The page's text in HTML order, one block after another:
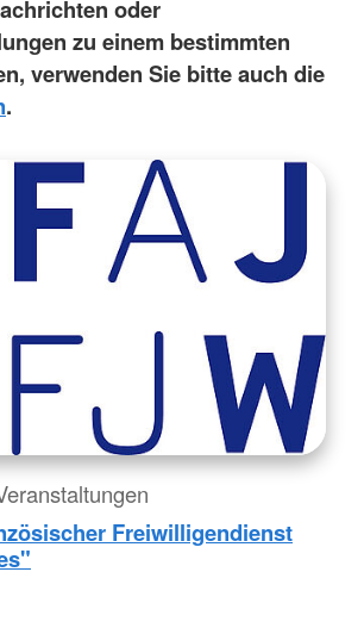
oder
zu einem bestimmten
verwenden Sie bitte auch die
.
Freiwilligendienst